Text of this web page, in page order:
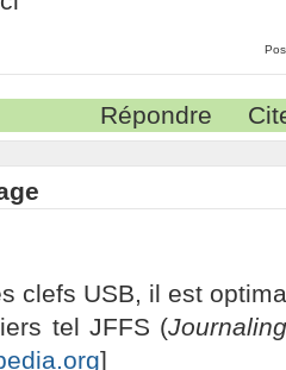
Répondre
clefs USB, il est
tel JFFS (
]